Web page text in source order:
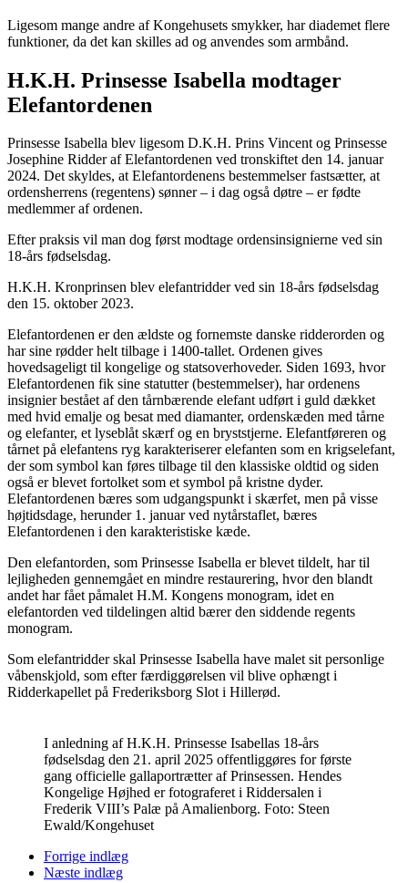
Ligesom mange andre af Kongehusets smykker, har diademet flere
funktioner, da det kan skilles ad og anvendes som armbånd.
H.K.H. Prinsesse Isabella modtager
Elefantordenen
Prinsesse Isabella blev ligesom D.K.H. Prins Vincent og Prinsesse
Josephine Ridder af Elefantordenen ved tronskiftet den 14. januar
2024. Det skyldes, at Elefantordenens bestemmelser fastsætter, at
ordensherrens (regentens) sønner – i dag også døtre – er fødte
medlemmer af ordenen.
Efter praksis vil man dog først modtage ordensinsignierne ved sin
18-års fødselsdag.
H.K.H. Kronprinsen blev elefantridder ved sin 18-års fødselsdag
den 15. oktober 2023.
Elefantordenen er den ældste og fornemste danske ridderorden og
har sine rødder helt tilbage i 1400-tallet. Ordenen gives
hovedsageligt til kongelige og statsoverhoveder. Siden 1693, hvor
Elefantordenen fik sine statutter (bestemmelser), har ordenens
insignier bestået af den tårnbærende elefant udført i guld dækket
med hvid emalje og besat med diamanter, ordenskæden med tårne
og elefanter, et lyseblåt skærf og en bryststjerne. Elefantføreren og
tårnet på elefantens ryg karakteriserer elefanten som en krigselefant,
der som symbol kan føres tilbage til den klassiske oldtid og siden
også er blevet fortolket som et symbol på kristne dyder.
Elefantordenen bæres som udgangspunkt i skærfet, men på visse
højtidsdage, herunder 1. januar ved nytårstaflet, bæres
Elefantordenen i den karakteristiske kæde.
Den elefantorden, som Prinsesse Isabella er blevet tildelt, har til
lejligheden gennemgået en mindre restaurering, hvor den blandt
andet har fået påmalet H.M. Kongens monogram, idet en
elefantorden ved tildelingen altid bærer den siddende regents
monogram.
Som elefantridder skal Prinsesse Isabella have malet sit personlige
våbenskjold, som efter færdiggørelsen vil blive ophængt i
Ridderkapellet på Frederiksborg Slot i Hillerød.
I anledning af H.K.H. Prinsesse Isabellas 18-års
fødselsdag den 21. april 2025 offentliggøres for første
gang officielle gallaportrætter af Prinsessen. Hendes
Kongelige Højhed er fotograferet i Riddersalen i
Frederik VIII’s Palæ på Amalienborg. Foto: Steen
Ewald/Kongehuset
Forrige indlæg
Næste indlæg